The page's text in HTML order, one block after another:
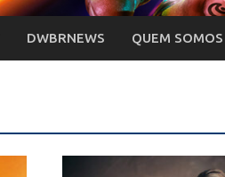
DWBRNEWS QUEM SOMOS